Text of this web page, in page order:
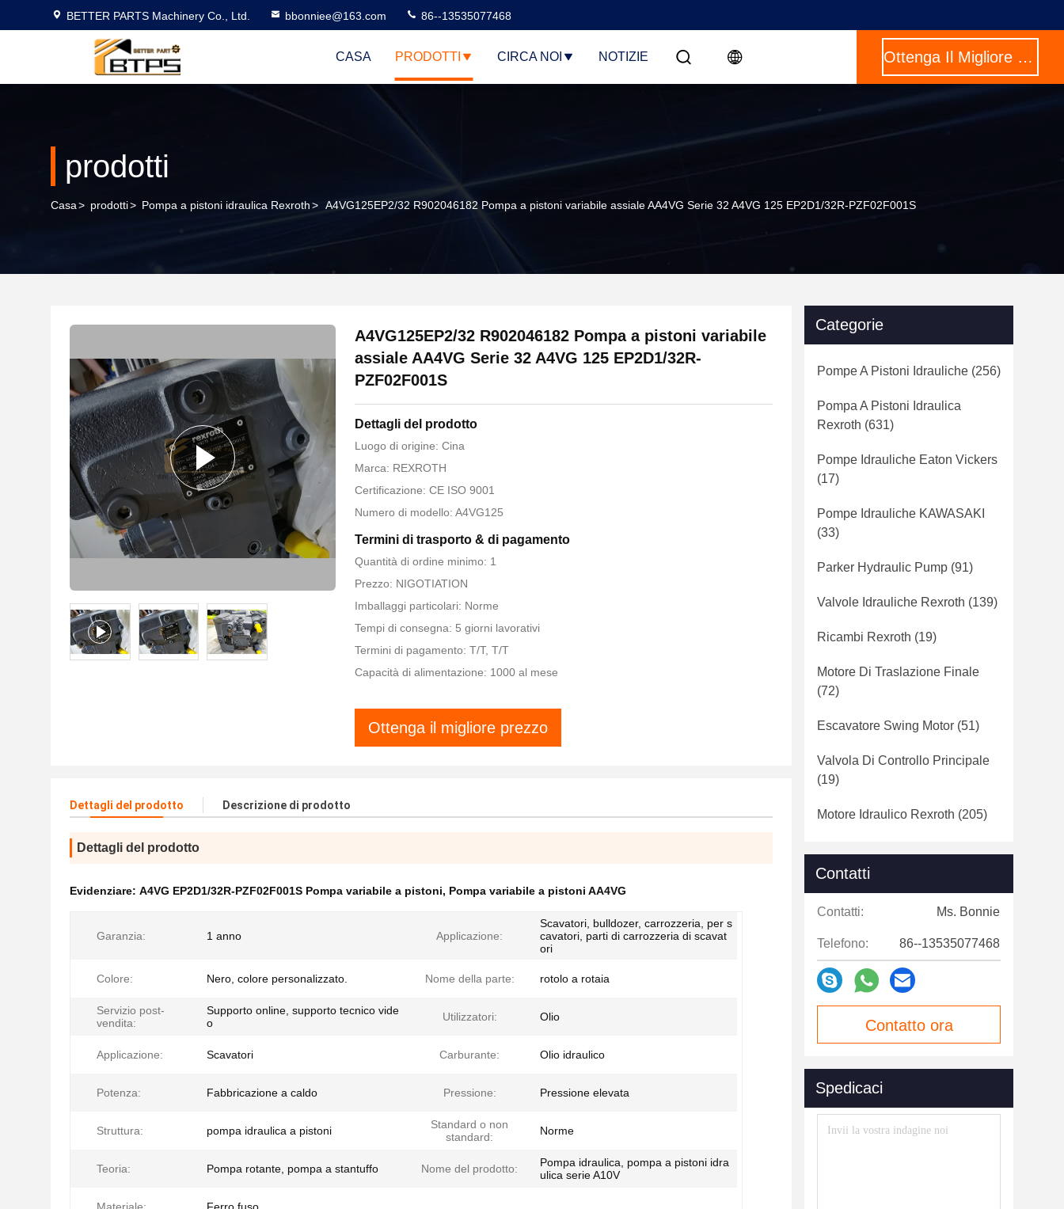
BETTER PARTS Machinery Co., Ltd. bbonniee@163.com 86--13535077468
CASA PRODOTTI CIRCA NOI NOTIZIE Ottenga Il Migliore Prezzo
prodotti
Casa> prodotti> Pompa a pistoni idraulica Rexroth> A4VG125EP2/32 R902046182 Pompa a pistoni variabile assiale AA4VG Serie 32 A4VG 125 EP2D1/32R-PZF02F001S
A4VG125EP2/32 R902046182 Pompa a pistoni variabile
assiale AA4VG Serie 32 A4VG 125 EP2D1/32R-
PZF02F001S
Dettagli del prodotto
Luogo di origine: Cina
Marca: REXROTH
Certificazione: CE ISO 9001
Numero di modello: A4VG125
Termini di trasporto & di pagamento
Quantità di ordine minimo: 1
Prezzo: NIGOTIATION
Imballaggi particolari: Norme
Tempi di consegna: 5 giorni lavorativi
Termini di pagamento: T/T, T/T
Capacità di alimentazione: 1000 al mese
Ottenga il migliore prezzo
Dettagli del prodotto Descrizione di prodotto
Dettagli del prodotto
Evidenziare: A4VG EP2D1/32R-PZF02F001S Pompa variabile a pistoni, Pompa variabile a pistoni AA4VG
Garanzia: 1 anno Applicazione:
Scavatori, bulldozer, carrozzeria, per s
cavatori, parti di carrozzeria di scavat
ori
Colore: Nero, colore personalizzato. Nome della parte: rotolo a rotaia
Servizio post-
vendita:
Supporto online, supporto tecnico vide
o
Utilizzatori: Olio
Applicazione: Scavatori Carburante: Olio idraulico
Potenza: Fabbricazione a caldo Pressione: Pressione elevata
Struttura: pompa idraulica a pistoni
Standard o non
standard:
Norme
Teoria: Pompa rotante, pompa a stantuffo Nome del prodotto:
Pompa idraulica, pompa a pistoni idra
ulica serie A10V
Categorie
Pompe A Pistoni Idrauliche (256)
Pompa A Pistoni Idraulica
Rexroth (631)
Pompe Idrauliche Eaton Vickers
(17)
Pompe Idrauliche KAWASAKI
(33)
Parker Hydraulic Pump (91)
Valvole Idrauliche Rexroth (139)
Ricambi Rexroth (19)
Motore Di Traslazione Finale
(72)
Escavatore Swing Motor (51)
Valvola Di Controllo Principale
(19)
Motore Idraulico Rexroth (205)
Contatti
Contatti: Ms. Bonnie
Telefono: 86--13535077468
Contatto ora
Spedicaci